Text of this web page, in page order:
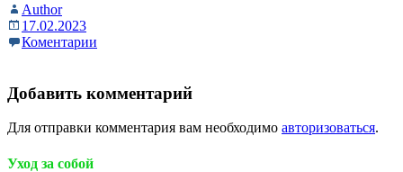
Author
17.02.2023
Коментарии
Добавить комментарий
Для отправки комментария вам необходимо авторизоваться.
Уход за собой